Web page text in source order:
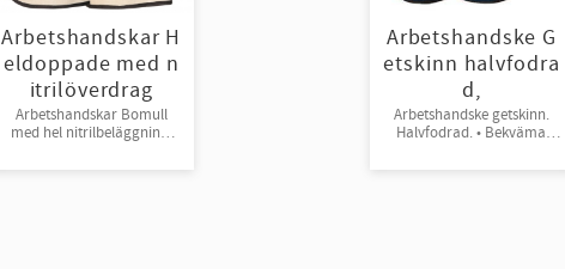
Arbetshandskar H
eldoppade med n
itrilöverdrag
Arbetshandskar Bomull
med hel nitrilbeläggning.
Arbetshandske G
etskinn halvfodra
d,
Arbetshandske getskinn.
Halvfodrad. • Bekväma